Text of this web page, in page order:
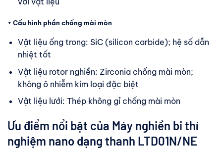
+ Cấu hình phần chống mài mòn
Vật liệu ống trong: SiC (silicon carbide); hệ số dẫn
nhiệt tốt
Vật liệu rotor nghiền: Zirconia chống mài mòn;
không ô nhiễm kim loại đặc biệt
Vật liệu lưới: Thép không gỉ chống mài mòn
Ưu điểm nổi bật của Máy nghiền bi thí
nghiệm nano dạng thanh LTD01N/NE